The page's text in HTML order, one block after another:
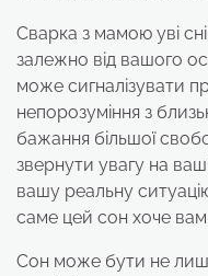
Сварка з мамою уві
залежно від вашого
може сигналізувати
непорозуміння з
бажання більшої
звернути увагу на
вашу реальну
саме цей сон хоче
Сон може бути не